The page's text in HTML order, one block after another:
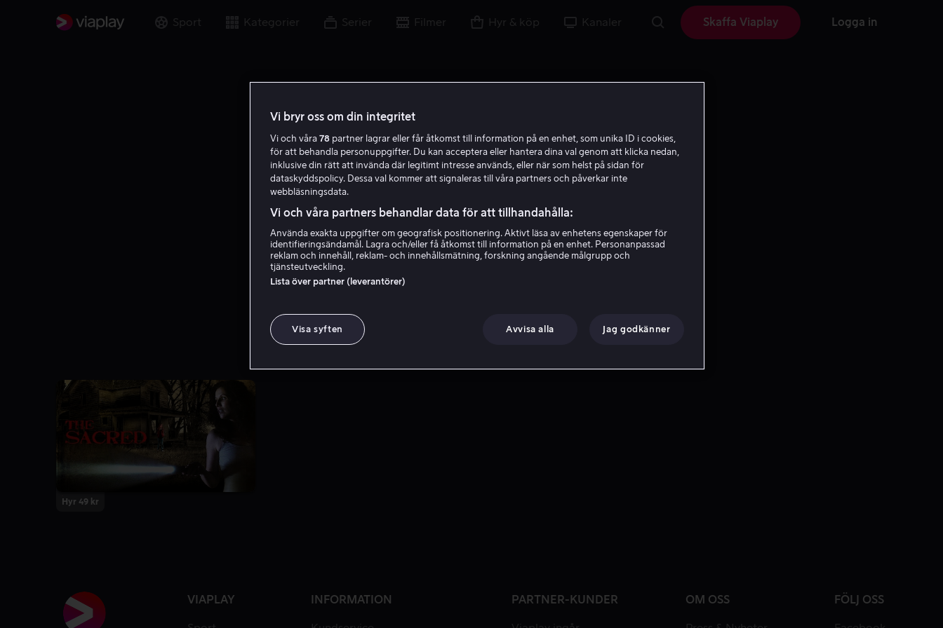
Sport Kategorier Serier Filmer Hyr & köp Kanaler Skaffa Viaplay Logga in
C B
Cora Benesh
Hyr 49 kr
VIAPLAY INFORMATION PARTNER-KUNDER OM OSS FÖLJ OSS
Vi bryr oss om din integritet
Vi och våra 78 partner lagrar eller får åtkomst till information på en enhet, som unika ID i cookies,
för att behandla personuppgifter. Du kan acceptera eller hantera dina val genom att klicka nedan,
inklusive din rätt att invända där legitimt intresse används, eller när som helst på sidan för
dataskyddspolicy. Dessa val kommer att signaleras till våra partners och påverkar inte
webbläsningsdata.
Vi och våra partners behandlar data för att tillhandahålla:
Använda exakta uppgifter om geografisk positionering. Aktivt läsa av enhetens egenskaper för
identifieringsändamål. Lagra och/eller få åtkomst till information på en enhet. Personanpassad
reklam och innehåll, reklam- och innehållsmätning, forskning angående målgrupp och
tjänsteutveckling.
Lista över partner (leverantörer)
Visa syften Avvisa alla Jag godkänner